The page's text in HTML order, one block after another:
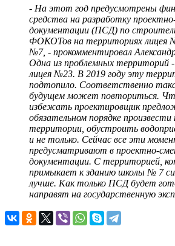
- На этот год предусмотрены
средства на разработку
документации (ПСД) по
ФОКОТов на территориях лицея
№7, - прокомментировал
Одна из проблемных территорий
лицея №23. В 2019 году эту
подтопило. Соответственно
будущем может повториться.
избежать проектировщик
обязательном порядке произвести
территории, обустроить
и не только. Сейчас все эти
предусматривают в проектно-
документации. С территорией,
примыкает к зданию школы № 7
лучше. Как только ПСД будет
направят на государственную